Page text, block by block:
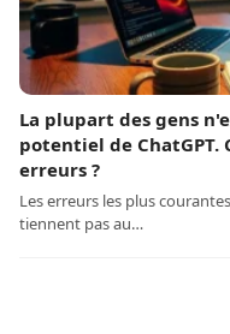
La plupart des gens
potentiel de ChatGPT.
erreurs ?
Les erreurs les plus
tiennent pas au…